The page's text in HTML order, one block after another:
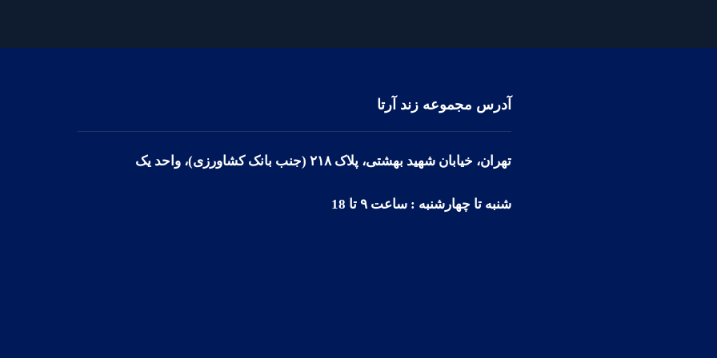
آدرس مجموعه زند آرتا
تهران، خیابان شهید بهشتی، پلاک ۲۱۸ (جنب بانک کشاورزی)، واحد یک
شنبه تا چهارشنبه : ساعت ۹ تا 18